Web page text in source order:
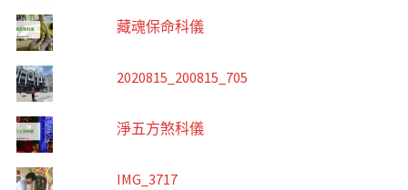
藏魂保命科儀
2020815_200815_705
淨五方煞科儀
IMG_3717